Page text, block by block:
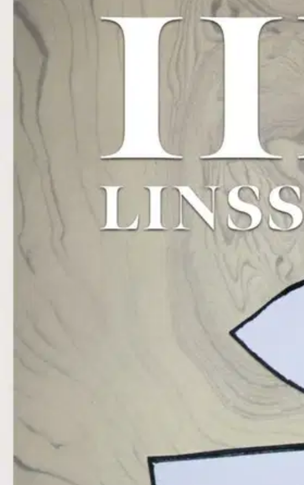
34,94 €
Asiakasomistajahinta
Kotiin tai noutopisteeseen
Alk. 0 €
Ilmainen toimitus yli 100 €:n tilauksille Postin
Etu ei koske Suuri‑lisäpalvelulla toimitettavia tuotteita.
Tarkista myymäläsaatavuus
Iiris linssikeitossa on fiktiivinen nuoren optikon kasvutarina, joka on koottu
ihmiset, työhön sitoutuminen ja erityisesti työnilo ovat romaanin keskiössä.
Ominaisuudet